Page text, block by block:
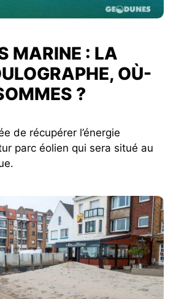
MARINE : LA
OÙ-
?
de récupérer l’énergie
parc éolien qui sera situé au